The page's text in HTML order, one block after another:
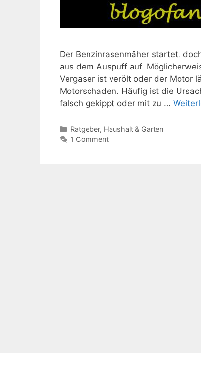
Der Benzinrasenmäher startet,
aus dem Auspuff auf.
Vergaser ist verölt oder der Motor
Motorschaden. Häufig ist die
falsch gekippt oder mit zu …
Kategorien
Ratgeber, Haushalt & Garten
1 Comment